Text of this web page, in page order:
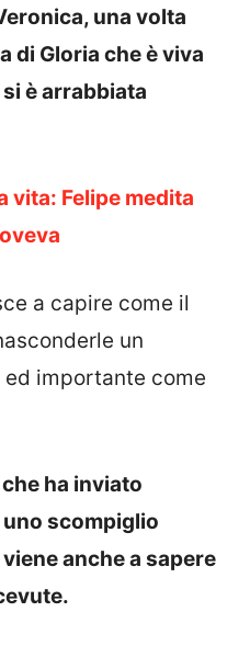
una volta
di Gloria che è viva
è arrabbiata
vita: Felipe medita
a capire come il
un
importante come
ha inviato
uno scompiglio
anche a sapere